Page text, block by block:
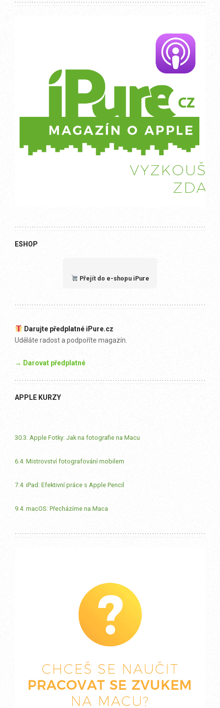
ESHOP
Přejít do e-shopu iPure
Darujte předplatné iPure.cz
Uděláte radost a podpoříte magazín.
→ Darovat předplatné
APPLE KURZY
30.3. Apple Fotky: Jak na fotografie na Macu
6.4. Mistrovství fotografování mobilem
7.4. iPad: Efektivní práce s Apple Pencil
9.4. macOS: Přecházíme na Maca